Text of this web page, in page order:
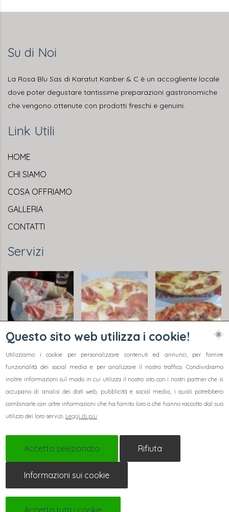
Su di Noi
La Rosa Blu Sas di Karatut Kanber & C è un accogliente locale
dove poter degustare tantissime preparazioni gastronomiche
che vengono ottenute con prodotti freschi e genuini.
Link Utili
HOME
CHI SIAMO
COSA OFFRIAMO
GALLERIA
CONTATTI
Servizi
karatutk78@yahoo.com
+39 346 213 8367
Questo sito web utilizza i cookie!
Utilizziamo i cookie per personalizzare contenuti ed annunci, per fornire
funzionalità dei social media e per analizzare il nostro traffico. Condividiamo
inoltre informazioni sul modo in cui utilizza il nostro sito con i nostri partner che si
occupano di analisi dei dati web, pubblicità e social media, i quali potrebbero
combinarle con altre informazioni che ha fornito loro o che hanno raccolto dal suo
utilizzo dei loro servizi. Leggi di più
Accetta selezionato Rifiuta
Informazioni sui cookie
Accetta tutti i cookie